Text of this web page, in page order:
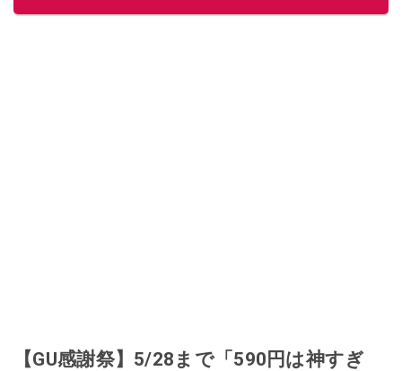
【GU感謝祭】5/28まで「590円は神すぎ